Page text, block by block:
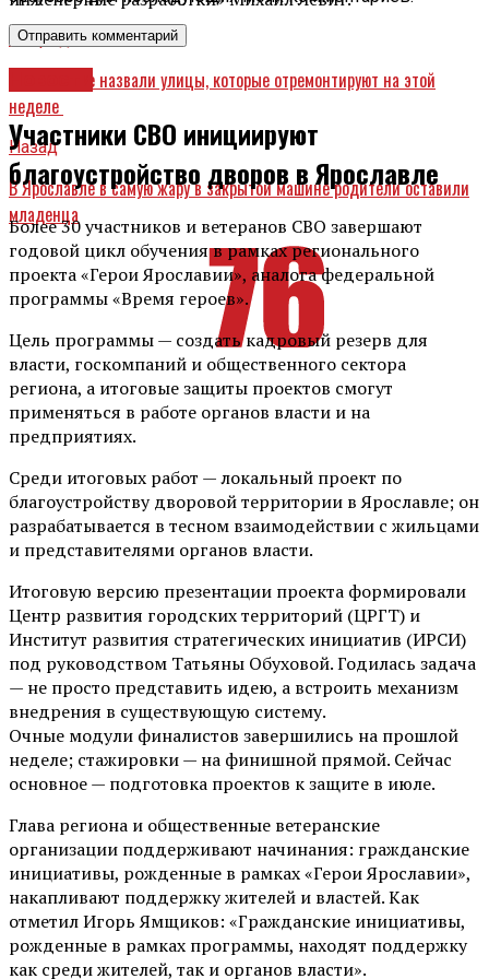
Вперед
В Ярославле назвали улицы, которые отремонтируют на этой
неделе
Назад
В Ярославле в самую жару в закрытой машине родители оставили
младенца
Участники СВО инициируют
благоустройство дворов в Ярославле
Более 30 участников и ветеранов СВО завершают
годовой цикл обучения в рамках регионального
проекта «Герои Ярославии», аналога федеральной
программы «Время героев».
Цель программы — создать кадровый резерв для
власти, госкомпаний и общественного сектора
региона, а итоговые защиты проектов смогут
применяться в работе органов власти и на
предприятиях.
Среди итоговых работ — локальный проект по
благоустройству дворовой территории в Ярославле; он
разрабатывается в тесном взаимодействии с жильцами
и представителями органов власти.
Итоговую версию презентации проекта формировали
Центр развития городских территорий (ЦРГТ) и
Институт развития стратегических инициатив (ИРСИ)
под руководством Татьяны Обуховой. Годилась задача
— не просто представить идею, а встроить механизм
внедрения в существующую систему.
Очные модули финалистов завершились на прошлой
неделе; стажировки — на финишной прямой. Сейчас
основное — подготовка проектов к защите в июле.
Глава региона и общественные ветеранские
организации поддерживают начинания: гражданские
инициативы, рожденные в рамках «Герои Ярославии»,
накапливают поддержку жителей и властей. Как
отметил Игорь Ямщиков: «Гражданские инициативы,
рожденные в рамках программы, находят поддержку
как среди жителей, так и органов власти».